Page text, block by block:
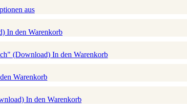
aus
In den Warenkorb
(Download) In den Warenkorb
Warenkorb
In den Warenkorb